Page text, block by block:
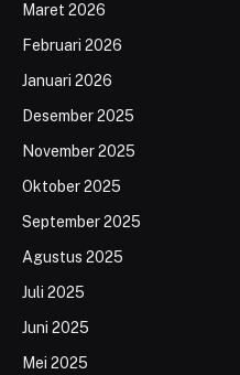
Maret 2026
Februari 2026
Januari 2026
Desember 2025
November 2025
Oktober 2025
September 2025
Agustus 2025
Juli 2025
Juni 2025
Mei 2025